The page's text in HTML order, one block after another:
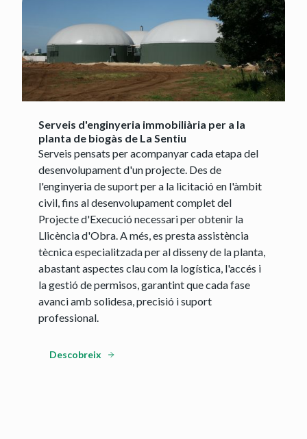
Serveis d'enginyeria immobiliària per a la
planta de biogàs de La Sentiu
Serveis pensats per acompanyar cada etapa del
desenvolupament d'un projecte. Des de
l'enginyeria de suport per a la licitació en l'àmbit
civil, fins al desenvolupament complet del
Projecte d'Execució necessari per obtenir la
Llicència d'Obra. A més, es presta assistència
tècnica especialitzada per al disseny de la planta,
abastant aspectes clau com la logística, l'accés i
la gestió de permisos, garantint que cada fase
avanci amb solidesa, precisió i suport
professional.
Descobreix